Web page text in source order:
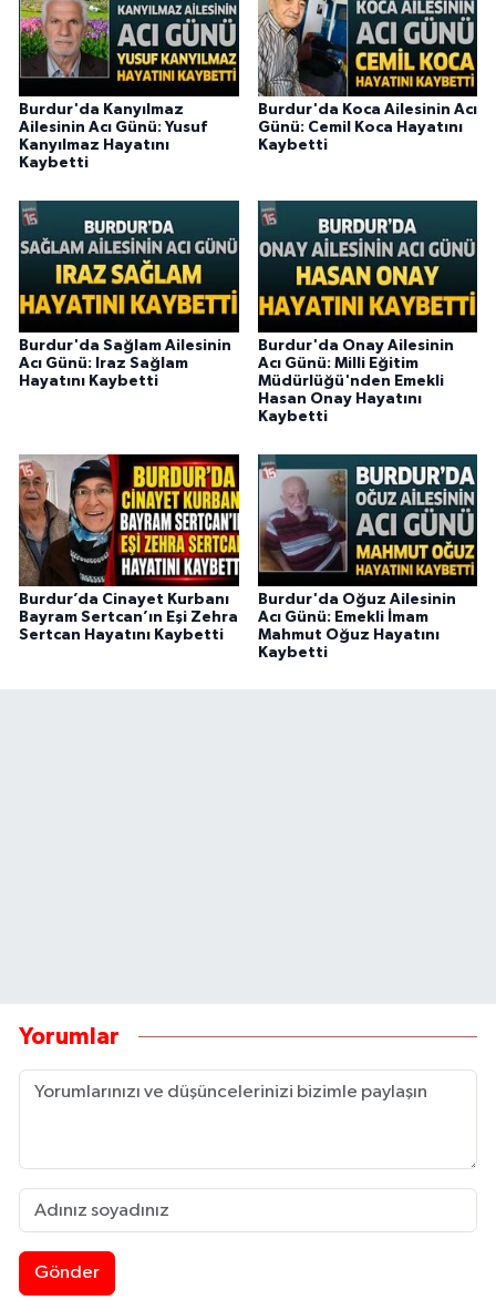
Burdur'da Kanyılmaz
Ailesinin Acı Günü: Yusuf
Kanyılmaz Hayatını
Kaybetti
Burdur'da Koca Ailesinin Acı
Günü: Cemil Koca Hayatını
Kaybetti
Burdur'da Sağlam Ailesinin
Acı Günü: Iraz Sağlam
Hayatını Kaybetti
Burdur'da Onay Ailesinin
Acı Günü: Milli Eğitim
Müdürlüğü'nden Emekli
Hasan Onay Hayatını
Kaybetti
Burdur’da Cinayet Kurbanı
Bayram Sertcan’ın Eşi Zehra
Sertcan Hayatını Kaybetti
Burdur'da Oğuz Ailesinin
Acı Günü: Emekli İmam
Mahmut Oğuz Hayatını
Kaybetti
Yorumlar
Gönder